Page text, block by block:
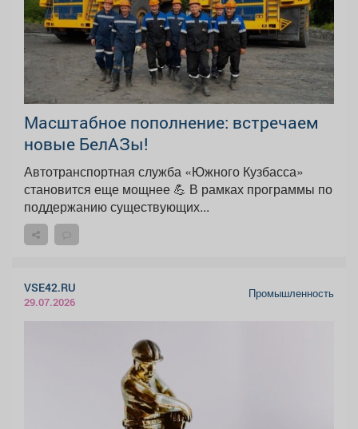
Масштабное пополнение: встречаем
новые БелАЗы!
Автотранспортная служба «Южного Кузбасса»
становится еще мощнее 💪 В рамках программы по
поддержанию существующих...
VSE42.RU
29.07.2026
Промышленность